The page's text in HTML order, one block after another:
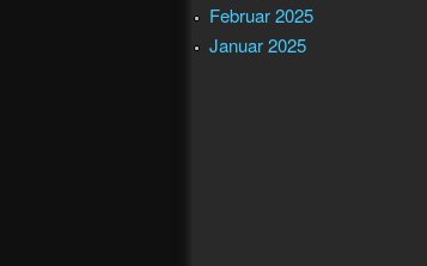
Februar 2025
Januar 2025